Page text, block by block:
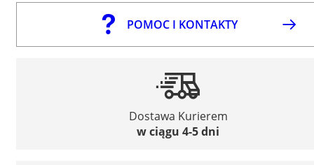
POMOC I KONTAKTY
Dostawa Kurierem
w ciągu 4-5 dni